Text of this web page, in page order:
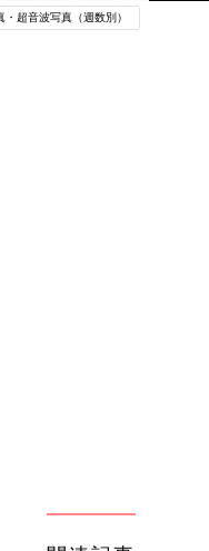
・超音波写真（週数別）